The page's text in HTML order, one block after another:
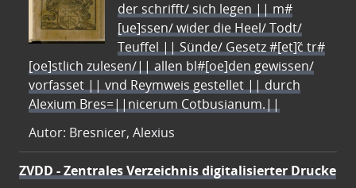
der schrifft/ sich legen || m#
[ue]ssen/ wider die Heel/ Todt/
Teuffel || Sünde/ Gesetz #[et]c̃ tr#
[oe]stlich zulesen/|| allen bl#[oe]den gewissen/
vorfasset || vnd Reymweis gestellet || durch
Alexium Bres=||nicerum Cotbusianum.||
Autor: Bresnicer, Alexius
ZVDD - Zentrales Verzeichnis digitalisierter Drucke